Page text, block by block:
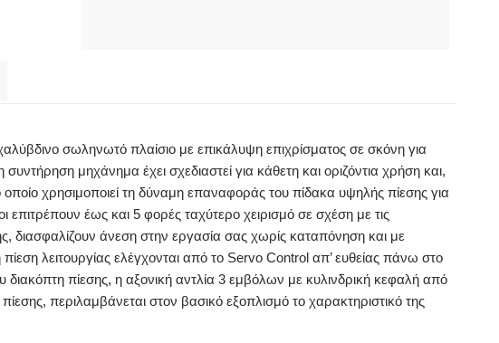
σωληνωτό πλαίσιο με επικάλυψη επιχρίσματος σε σκόνη για
μηχάνημα έχει σχεδιαστεί για κάθετη και οριζόντια χρήση και,
χρησιμοποιεί τη δύναμη επαναφοράς του πίδακα υψηλής πίεσης για
έως και 5 φορές ταχύτερο χειρισμό σε σχέση με τις
διασφαλίζουν άνεση στην εργασία σας χωρίς καταπόνηση και με
λειτουργίας ελέγχονται από το Servo Control απ’ ευθείας πάνω στο
πίεσης, η αξονική αντλία 3 εμβόλων με κυλινδρική κεφαλή από
περιλαμβάνεται στον βασικό εξοπλισμό το χαρακτηριστικό της